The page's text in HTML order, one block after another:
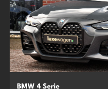
BMW 4 Serie